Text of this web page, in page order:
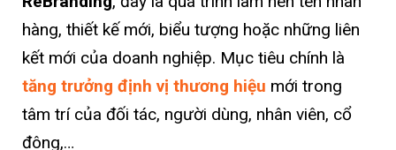
hàng, thiết kế mới, biểu tượng hoặc những liên
kết mới của doanh nghiệp. Mục tiêu chính là
tăng trưởng định vị thương hiệu mới trong
tâm trí của đối tác, người dùng, nhân viên, cổ
đông,…